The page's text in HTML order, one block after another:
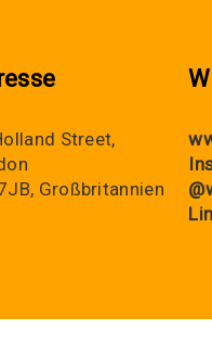
Street,
Großbritannien